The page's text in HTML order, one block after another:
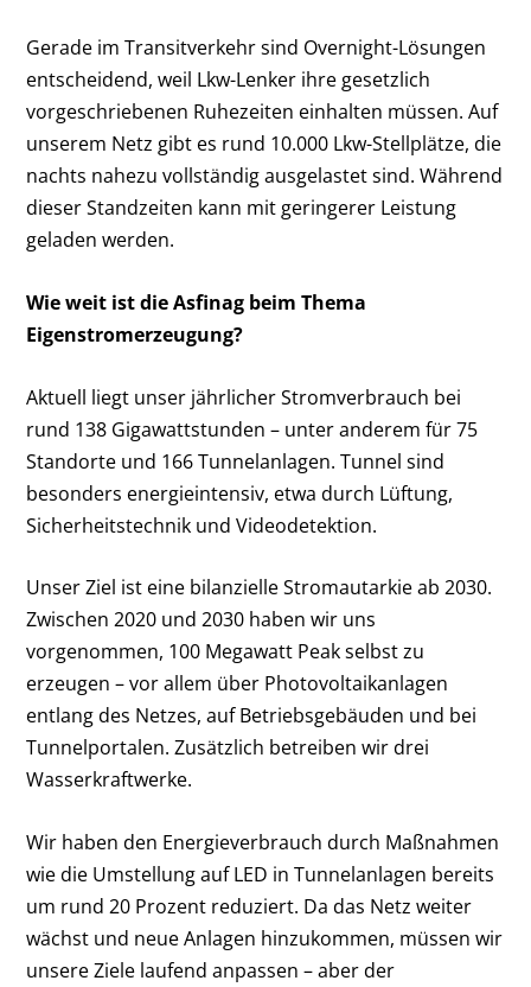
Gerade im Transitverkehr sind Overnight-Lösungen
entscheidend, weil Lkw-Lenker ihre gesetzlich
vorgeschriebenen Ruhezeiten einhalten müssen. Auf
unserem Netz gibt es rund 10.000 Lkw-Stellplätze, die
nachts nahezu vollständig ausgelastet sind. Während
dieser Standzeiten kann mit geringerer Leistung
geladen werden.
Wie weit ist die Asfinag beim Thema
Eigenstromerzeugung?
Aktuell liegt unser jährlicher Stromverbrauch bei
rund 138 Gigawattstunden – unter anderem für 75
Standorte und 166 Tunnelanlagen. Tunnel sind
besonders energieintensiv, etwa durch Lüftung,
Sicherheitstechnik und Videodetektion.
Unser Ziel ist eine bilanzielle Stromautarkie ab 2030.
Zwischen 2020 und 2030 haben wir uns
vorgenommen, 100 Megawatt Peak selbst zu
erzeugen – vor allem über Photovoltaikanlagen
entlang des Netzes, auf Betriebsgebäuden und bei
Tunnelportalen. Zusätzlich betreiben wir drei
Wasserkraftwerke.
Wir haben den Energieverbrauch durch Maßnahmen
wie die Umstellung auf LED in Tunnelanlagen bereits
um rund 20 Prozent reduziert. Da das Netz weiter
wächst und neue Anlagen hinzukommen, müssen wir
unsere Ziele laufend anpassen – aber der